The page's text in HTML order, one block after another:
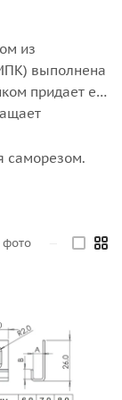
из
выполнена
придает ей
саморезом.
фото